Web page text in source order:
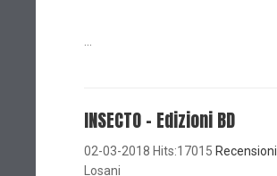
INSECTO - Edizioni BD
02-03-2018 Hits:17015 Recensioni
Losani